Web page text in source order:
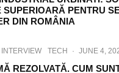
SUPERIOARĂ PENTRU
DIN ROMÂNIA
INTERVIEW TECH · JUNE 4,
REZOLVATĂ. CUM